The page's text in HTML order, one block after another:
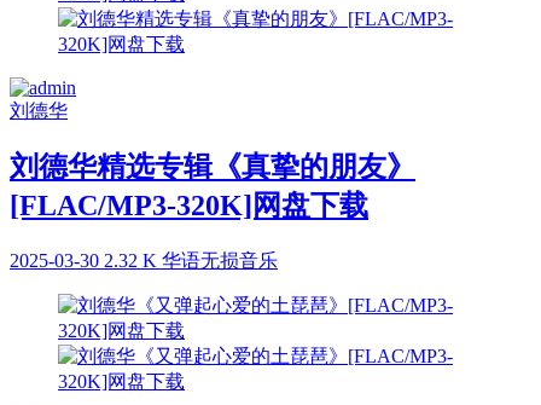
刘德华
刘德华精选专辑《真挚的朋友》
[FLAC/MP3-320K]网盘下载
2025-03-30 2.32 K 华语无损音乐